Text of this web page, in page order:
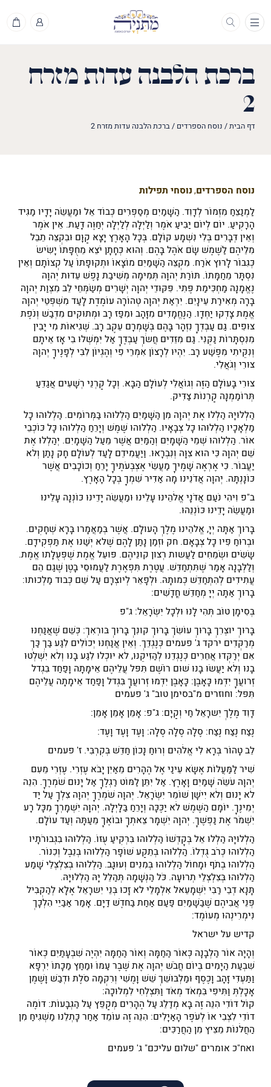
תפריט
ברכת הלבנה עדות מזרח
2
דף הבית/ נוסח הספרדים /ברכת הלבנה עדות מזרח 2
נוסח הספרדים,נוסחי תפילות
לַמְנַצֵּחַ מִזְמוֹר לְדָוִד. הַשָּׁמַיִם מְסַפְּרִים כְּבוֹד אֵל וּמַעֲשֵׂה יָדָיו מַגִּיד
הָרָקִיעַ. יוֹם לְיוֹם יַבִּיעַ אֹמֶר וְלַיְלָה לְּלַיְלָה יְחַוֶּה דָּעַת. אֵין אֹמֶר
וְאֵין דְּבָרִים בְּלִי נִשְׁמָע קוֹלָם. בְּכָל הָאָרֶץ יָצָא קַוָּם וּבִקְצֵה תֵבֵל
מִלֵּיהֶם לַשֶּׁמֶשׁ שָׂם אֹהֶל בָּהֶם. וְהוּא כְּחָתָן יֹצֵא מֵחֻפָּתוֹ יָשִׂישׂ
כְּגִבּוֹר לָרוּץ אֹרַח. מִקְצֵה הַשָּׁמַיִם מוֹצָאוֹ וּתְקוּפָתוֹ עַל קְצוֹתָם וְאֵין
נִסְתָּר מֵחַמָּתוֹ. תּוֹרַת יְהוָה תְּמִימָה מְשִׁיבַת נָפֶשׁ עֵדוּת יְהוָה
נֶאֱמָנָה מַחְכִּימַת פֶּתִי. פִּקּוּדֵי יְהוָה יְשָׁרִים מְשַׂמְּחֵי לֵב מִצְוַת יְהוָה
בָּרָה מְאִירַת עֵינָיִם. יִרְאַת יְהוָה טְהוֹרָה עוֹמֶדֶת לָעַד מִשְׁפְּטֵי יְהוָה
אֱמֶת צָדְקוּ יַחְדָּו. הַנֶּחֱמָדִים מִזָּהָב וּמִפַּז רָב וּמְתוּקִים מִדְּבַשׁ וְנֹפֶת
צוּפִים. גַּם עַבְדְּךָ נִזְהָר בָּהֶם בְּשָׁמְרָם עֵקֶב רָב. שְׁגִיאוֹת מִי יָבִין
מִנִּסְתָּרוֹת נַקֵּנִי. גַּם מִזֵּדִים חֲשֹׂךְ עַבְדֶּךָ אַל יִמְשְׁלוּ בִי אָז אֵיתָם
וְנִקֵּיתִי מִפֶּשַׁע רָב. יִהְיוּ לְרָצוֹן אִמְרֵי פִי וְהֶגְיוֹן לִבִּי לְפָנֶיךָ יְהוָה
צוּרִי וְגֹאֲלִי.
צוּרִי בָּעוֹלָם הַזֶּה וְגוֹאֲלִי לְעוֹלָם הַבָּא. וְכָל קַרְנֵי רְשָׁעִים אֲגַדֵּעַ
תְּרוֹמַמְנָה קַרְנוֹת צַדִּיק.
הַלְלוּיָהּ הַלְלוּ אֶת יְהוָה מִן הַשָּׁמַיִם הַלְלוּהוּ בַּמְּרוֹמִים. הַלְלוּהוּ כָל
מַלְאָכָיו הַלְלוּהוּ כָּל צְבָאָיו. הַלְלוּהוּ שֶׁמֶשׁ וְיָרֵחַ הַלְלוּהוּ כָּל כּוֹכְבֵי
אוֹר. הַלְלוּהוּ שְׁמֵי הַשָּׁמָיִם וְהַמַּיִם אֲשֶׁר מֵעַל הַשָּׁמָיִם. יְהַלְלוּ אֶת
שֵׁם יְהוָה כִּי הוּא צִוָּה וְנִבְרָאוּ. וַיַּעֲמִידֵם לָעַד לְעוֹלָם חָק נָתַן וְלֹא
יַעֲבוֹר. כִּי אֶרְאֶה שָׁמֶיךָ מַעֲשֵׂי אֶצְבְּעֹתֶיךָ יָרֵחַ וְכוֹכָבִים אֲשֶׁר
כּוֹנָנְתָּה. יְהוָה אֲדֹנֵינוּ מָה אַדִּיר שִׁמְךָ בְּכָל הָאָרֶץ.
ב"פ וִיהִי נֹעַם אֲדֹנָי אֱלֹהֵינוּ עָלֵינוּ וּמַעֲשֵׂה יָדֵינוּ כּוֹנְנָה עָלֵינוּ
וּמַעֲשֵׂה יָדֵינוּ כּוֹנְנֵהוּ.
בָּרוּךְ אַתָּה יְיָ, אֱלהֵינוּ מֶלֶךְ הָעולָם. אֲשֶׁר בְּמַאֲמָרו בָּרָא שְׁחָקִים.
וּבְרוּחַ פִּיו כָּל צְבָאָם. חק וּזְמַן נָתַן לָהֶם שֶׁלּא יְשַׁנּוּ אֶת תַּפְקִידָם.
שָׂשִׂים וּשְׂמֵחִים לַעֲשות רְצון קונֵיהֶם. פּועֵל אֱמֶת שֶׁפְּעֻלָּתו אֱמֶת.
וְלַלְּבָנָה אָמַר שֶׁתִּתְחַדֵּשׁ. עֲטֶרֶת תִּפְאֶרֶת לַעֲמוּסֵי בָטֶן שֶׁגַם הֵם
עֲתִידִים לְהִתְחַדֵּשׁ כְּמותָהּ. וּלְפָאֵר לְיוצְרָם עַל שֵׁם כְּבוד מַלְכוּתו:
בָּרוּךְ אַתָּה יְיָ מְחַדֵּשׁ חֳדָשִׁים:
בְּסִימָן טוֹב תְּהִי לָנוּ וּלְכָל יִשְׂרָאֵל: ג"פ
בָּרוּךְ יוצְרִךְ בָּרוּךְ עוֹשִׂךְ בָּרוּךְ קונִךְ בָּרוּךְ בּורְאִךְ: כְּשֵׁם שֶׁאֲנַחְנוּ
מְרַקְּדִים ירקד ג' פעמים כְּנֶגְדֵּךְ. וְאֵין אֲנַחְנוּ יְכוֹלִים לִגַּע בַּךְ כַּךְ
אִם יְרַקְּדוּ אֲחֵרִים כְּנֶגְדֵּנוּ לְהַזִּיקֵנוּ, לֹא יוּכְלוּ לִגַע בָּנוּ וְלֹא יִשְׁלְטוּ
בָנוּ וְלֹא יַעֲשׂוּ בָנוּ שׁוּם רוֹשֶׁם תִּפּל עֲלֵיהֶם אֵימָתָה וָפַחַד בִּגְדל
זְרועֲךָ יִדְּמוּ כָּאָבֶן: כָּאָבֶן יִדְּמוּ זְרועֲךָ בִּגְדל וָפַחַד אֵימָתָה עֲלֵיהֶם
תִּפּל: וחוזרים מ"בסימן טוב" ג' פעמים
דָּוִד מֶלֶךְ יִשרָאֵל חַי וְקַיָּם: ג"פ: אָמֵן אָמֵן אָמֵן:
נֶצַח נֶצַח נֶצַח: סֶלָה סֶלָה סֶלָה: וָעֶד וָעֶד וָעֶד:
לֵב טָהוֹר בְּרָא לִי אֱלֹהִים וְרוּחַ נָכוֹן חַדֵּשׁ בְּקִרְבִּי. ז' פעמים
שִׁיר לַמַּעֲלוֹת אֶשָּׂא עֵינַי אֶל הֶהָרִים מֵאַיִן יָבֹא עֶזְרִי. עֶזְרִי מֵעִם
יְהוָה עֹשֵׂה שָׁמַיִם וָאָרֶץ. אַל יִתֵּן לַמּוֹט רַגְלֶךָ אַל יָנוּם שֹׁמְרֶךָ. הִנֵּה
לֹא יָנוּם וְלֹא יִישָׁן שׁוֹמֵר יִשְׂרָאֵל. יְהוָה שֹׁמְרֶךָ יְהוָה צִלְּךָ עַל יַד
יְמִינֶךָ. יוֹמָם הַשֶּׁמֶשׁ לֹא יַכֶּכָּה וְיָרֵחַ בַּלָּיְלָה. יְהוָה יִשְׁמָרְךָ מִכָּל רָע
יִשְׁמֹר אֶת נַפְשֶׁךָ. יְהוָה יִשְׁמָר צֵאתְךָ וּבוֹאֶךָ מֵעַתָּה וְעַד עוֹלָם.
הַלְלוּיָהּ הַלְלוּ אֵל בְּקָדְשׁוֹ הַלְלוּהוּ בִּרְקִיעַ עֻזּוֹ. הַלְלוּהוּ בִגְבוּרֹתָיו
הַלְלוּהוּ כְּרֹב גֻּדְלוֹ. הַלְלוּהוּ בְּתֵקַע שׁוֹפָר הַלְלוּהוּ בְּנֵבֶל וְכִנּוֹר.
הַלְלוּהוּ בְתֹף וּמָחוֹל הַלְלוּהוּ בְּמִנִּים וְעוּגָב. הַלְלוּהוּ בְצִלְצְלֵי שָׁמַע
הַלְלוּהוּ בְּצִלְצְלֵי תְרוּעָה. כֹּל הַנְּשָׁמָה תְּהַלֵּל יָהּ הַלְלוּיָהּ.
תָּנָא דְבֵי רַבִּי יִשְׁמָעֵאל אִלְמָלֵי לא זָכוּ בְּנֵי יִשרָאֵל אֶלָּא לְהַקְבִּיל
פְּנֵי אֲבִיהֶם שֶׁבַּשָׁמַיִם פַּעַם אַחַת בַּחדֶשׁ דַּיָם. אָמַר אַבַּיֵי הִלְכָּךְ
נִימְרִינְהוּ מְעוֹמֶד:
קדיש על ישראל
וְהָיָה אוֹר הַלְּבָנָה כְּאוֹר הַחַמָּה וְאוֹר הַחַמָּה יִהְיֶה שִׁבְעָתַיִם כְּאוֹר
שִׁבְעַת הַיָּמִים בְּיוֹם חֲבֹשׁ יְהוָה אֶת שֶׁבֶר עַמּוֹ וּמַחַץ מַכָּתוֹ יִרְפָּא
וַתַּעְדִּי זָהָב וָכֶסֶף וּמַלְבּוּשֵׁךְ שֵׁשׁ וָמֶשִׁי וְרִקְמָה סֹלֶת וּדְבַשׁ וָשֶׁמֶן
אָכָלְתְּ וַתִּיפִי בִּמְאֹד מְאֹד וַתִּצְלְחִי לִמְלוּכָה:
קוֹל דּוֹדִי הִנֵּה זֶה בָּא מְדַלֵּג עַל הֶהָרִים מְקַפֵּץ עַל הַגְּבָעוֹת: דּוֹמֶה
דוֹדִי לִצְבִי אוֹ לְעֹפֶר הָאַיָּלִים: הִנֵּה זֶה עוֹמֵד אַחַר כָּתְלֵנוּ מַשְׁגִּיחַ מִן
הַחֲלֹּנוֹת מֵצִיץ מִן הַחֲרַכִּים:
ואח"כ אומרים "שלום עליכם" ג' פעמים